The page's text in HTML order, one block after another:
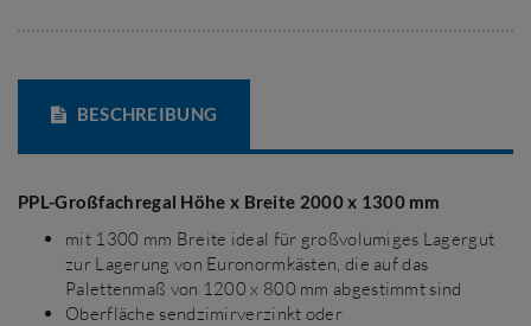
BESCHREIBUNG
PPL-Großfachregal Höhe x Breite 2000 x 1300 mm
mit 1300 mm Breite ideal für großvolumiges Lagergut
zur Lagerung von Euronormkästen, die auf das
Palettenmaß von 1200 x 800 mm abgestimmt sind
Oberfläche sendzimirverzinkt oder